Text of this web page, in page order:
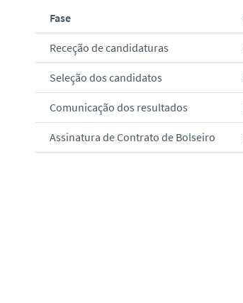
Fase
Receção de candidaturas
Seleção dos candidatos
Comunicação dos resultados
Assinatura de Contrato de Bolseiro